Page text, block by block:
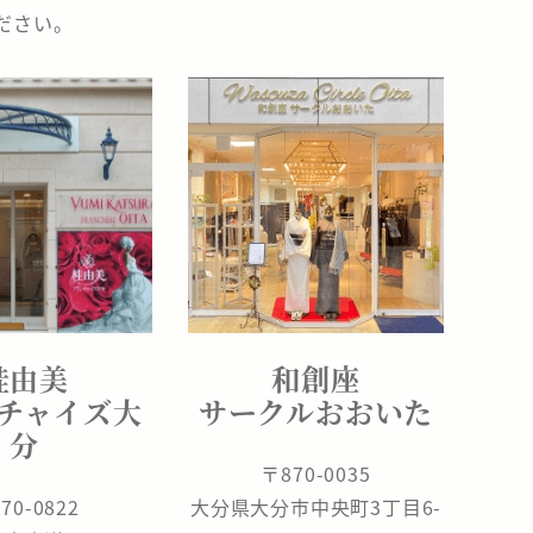
い。
由美
ャイズ大
分
0822
和創座
サークルおおいた
〒870-0035
大分県大分市中央町3丁目6-